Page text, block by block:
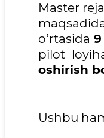
Master
o‘rtasida
pilot
oshirish
Ushbu